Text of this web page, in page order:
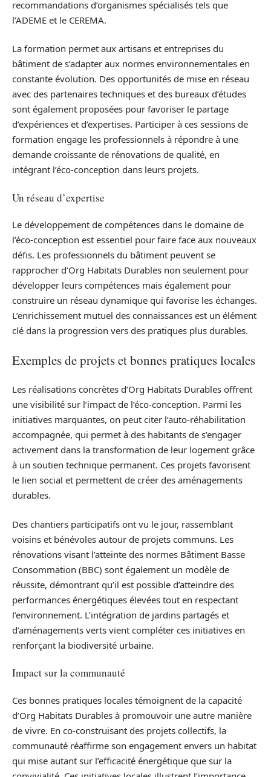
recommandations d’organismes spécialisés tels que
l’ADEME et le CEREMA.
La formation permet aux artisans et entreprises du
bâtiment de s’adapter aux normes environnementales en
constante évolution. Des opportunités de mise en réseau
avec des partenaires techniques et des bureaux d’études
sont également proposées pour favoriser le partage
d’expériences et d’expertises. Participer à ces sessions de
formation engage les professionnels à répondre à une
demande croissante de rénovations de qualité, en
intégrant l’éco-conception dans leurs projets.
Un réseau d’expertise
Le développement de compétences dans le domaine de
l’éco-conception est essentiel pour faire face aux nouveaux
défis. Les professionnels du bâtiment peuvent se
rapprocher d’Org Habitats Durables non seulement pour
développer leurs compétences mais également pour
construire un réseau dynamique qui favorise les échanges.
L’enrichissement mutuel des connaissances est un élément
clé dans la progression vers des pratiques plus durables.
Exemples de projets et bonnes pratiques locales
Les réalisations concrètes d’Org Habitats Durables offrent
une visibilité sur l’impact de l’éco-conception. Parmi les
initiatives marquantes, on peut citer l’auto-réhabilitation
accompagnée, qui permet à des habitants de s’engager
activement dans la transformation de leur logement grâce
à un soutien technique permanent. Ces projets favorisent
le lien social et permettent de créer des aménagements
durables.
Des chantiers participatifs ont vu le jour, rassemblant
voisins et bénévoles autour de projets communs. Les
rénovations visant l’atteinte des normes Bâtiment Basse
Consommation (BBC) sont également un modèle de
réussite, démontrant qu’il est possible d’atteindre des
performances énergétiques élevées tout en respectant
l’environnement. L’intégration de jardins partagés et
d’aménagements verts vient compléter ces initiatives en
renforçant la biodiversité urbaine.
Impact sur la communauté
Ces bonnes pratiques locales témoignent de la capacité
d’Org Habitats Durables à promouvoir une autre manière
de vivre. En co-construisant des projets collectifs, la
communauté réaffirme son engagement envers un habitat
qui mise autant sur l’efficacité énergétique que sur la